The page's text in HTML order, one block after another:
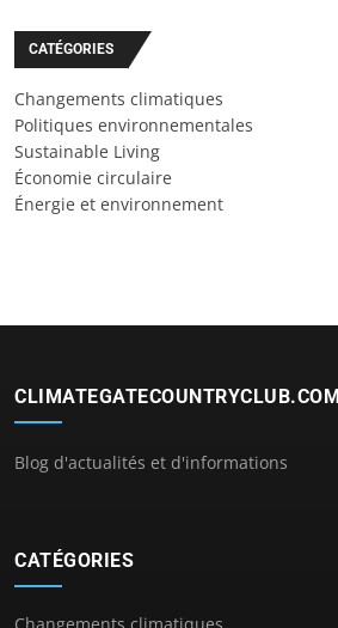
CATÉGORIES
Changements climatiques
Politiques environnementales
Sustainable Living
Économie circulaire
Énergie et environnement
CLIMATEGATECOUNTRYCLUB.COM
Blog d'actualités et d'informations
CATÉGORIES